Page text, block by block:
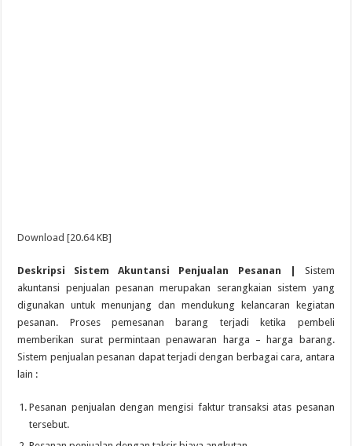
Download [20.64 KB]
Deskripsi Sistem Akuntansi Penjualan Pesanan | Sistem
akuntansi penjualan pesanan merupakan serangkaian sistem yang
digunakan untuk menunjang dan mendukung kelancaran kegiatan
pesanan. Proses pemesanan barang terjadi ketika pembeli
memberikan surat permintaan penawaran harga­ – harga barang.
Sistem penjualan pesanan dapat terjadi dengan berbagai cara, antara
lain :
Pesanan penjualan dengan mengisi faktur transaksi atas pesanan
tersebut.